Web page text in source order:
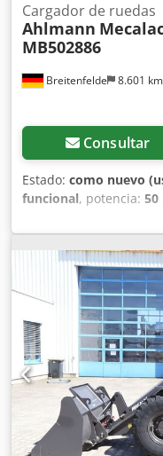
Breitenfelde 8.601 km
Cargador de ruedas
Ahlmann
MB502886
Consultar
Estado: como nuevo
funcional, potencia: 50
,
neumático:405/70 R 18
de funcionamiento:
faros adicionales,
estándar, recogedor
Djfx Apijk 20. km/
circuito continuo,
circuito adicional,
Mitas 405/70 R18,
de trabajo traseras,
rápido hidráulico,
soldado y por lo tanto
portapalets